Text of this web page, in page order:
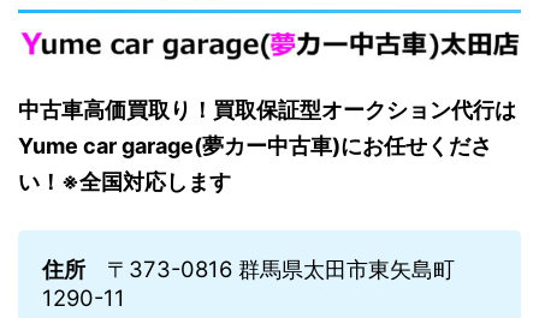
中古車高価買取り！買取保証型オークション代行は
Yume car garage(夢カー中古車)にお任せくださ
い！※全国対応します
住所 〒373-0816 群馬県太田市東矢島町
1290-11